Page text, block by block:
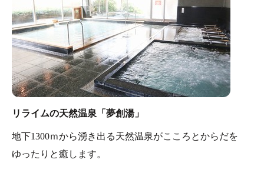
です。
リライムの天然温泉「夢創湯」
地下1300ｍから湧き出る天然温泉がこころとからだを
ゆったりと癒します。